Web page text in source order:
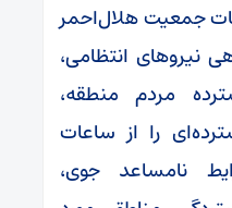
جمعیت هلال‌احمر
نیروهای انتظامی،
مردم منطقه،
را از ساعات
نامساعد جوی،